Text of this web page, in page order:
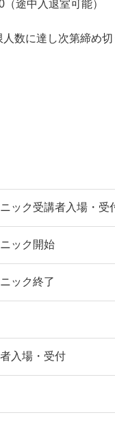
00（途中入退室
し次第締め切り
ック受講者入場・受
ック開始
ック終了
入場・受付